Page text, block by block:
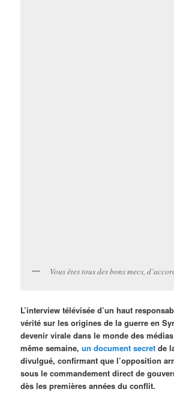
Vous êtes tous des bons mecs,
L’interview télévisée d’un haut
vérité sur les origines de la guerre en
devenir virale dans le monde des
même semaine,un document secret de
divulgué, confirmant que l’opposition
sous le commandement direct de
dès les premières années du conflit.